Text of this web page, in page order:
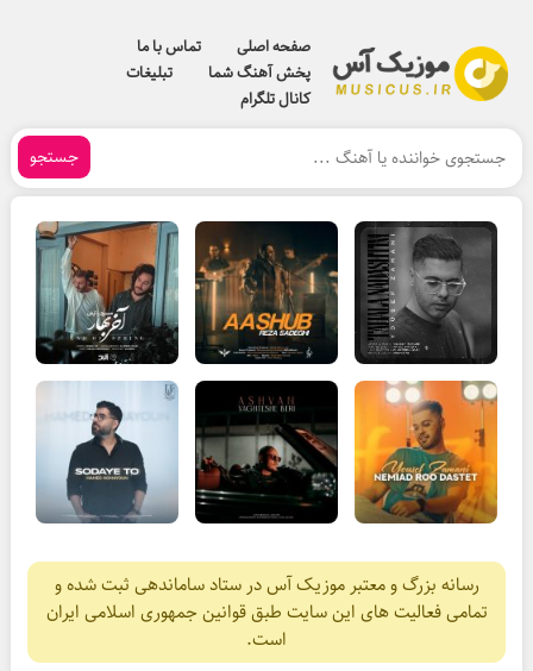
صفحه اصلی
تماس با ما
پخش آهنگ شما
تبلیغات
کانال تلگرام
جستجو
رسانه بزرگ و معتبر موزیک آس در ستاد ساماندهی ثبت شده و
تمامی فعالیت های این سایت طبق قوانین جمهوری اسلامی ایران
است.